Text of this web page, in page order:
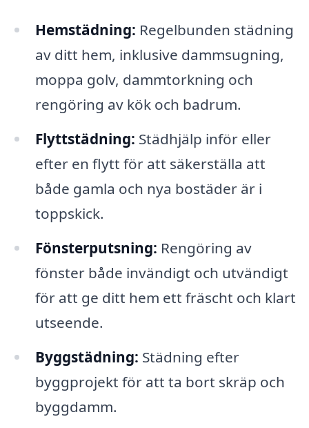
Hemstädning: Regelbunden städning
av ditt hem, inklusive dammsugning,
moppa golv, dammtorkning och
rengöring av kök och badrum.
Flyttstädning: Städhjälp inför eller
efter en flytt för att säkerställa att
både gamla och nya bostäder är i
toppskick.
Fönsterputsning: Rengöring av
fönster både invändigt och utvändigt
för att ge ditt hem ett fräscht och klart
utseende.
Byggstädning: Städning efter
byggprojekt för att ta bort skräp och
byggdamm.